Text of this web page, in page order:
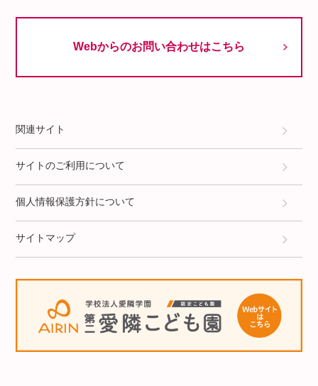
Webからのお問い合わせはこちら
関連サイト
サイトのご利用について
個人情報保護方針について
サイトマップ